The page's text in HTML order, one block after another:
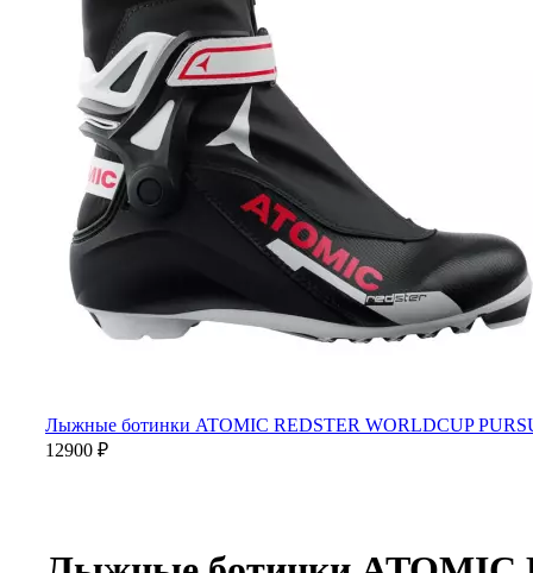
Лыжные ботинки ATOMIC REDSTER WORLDCUP
12900 ₽